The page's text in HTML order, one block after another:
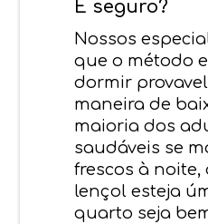
É seguro?
Nossos
que o método
dormir
maneira de
maioria dos
saudáveis ​​se
frescos à noite,
lençol esteja
quarto seja